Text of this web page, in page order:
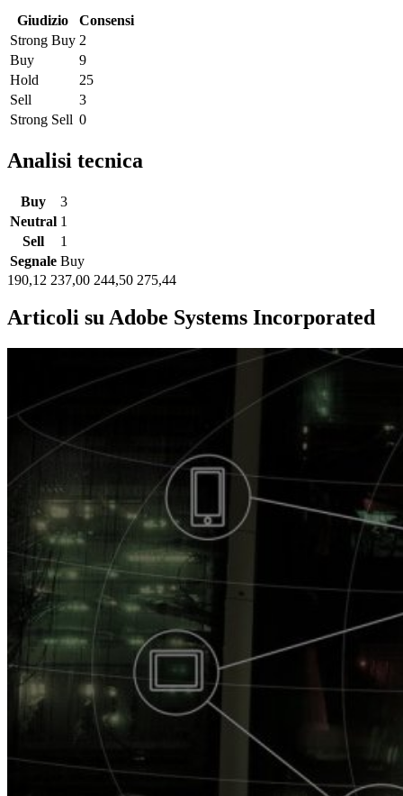
Giudizio
Consensi
Strong Buy 2
Buy
9
Hold
25
Sell
3
Strong Sell 0
Analisi tecnica
Buy
3
Neutral 1
Sell
1
Segnale Buy
190,12 237,00 244,50 275,44
Articoli su Adobe Systems Incorporated